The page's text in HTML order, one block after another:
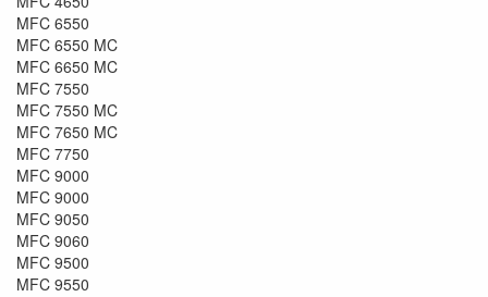
MFC 6550
MFC 6550 MC
MFC 6650 MC
MFC 7550
MFC 7550 MC
MFC 7650 MC
MFC 7750
MFC 9000
MFC 9000
MFC 9050
MFC 9060
MFC 9500
MFC 9550